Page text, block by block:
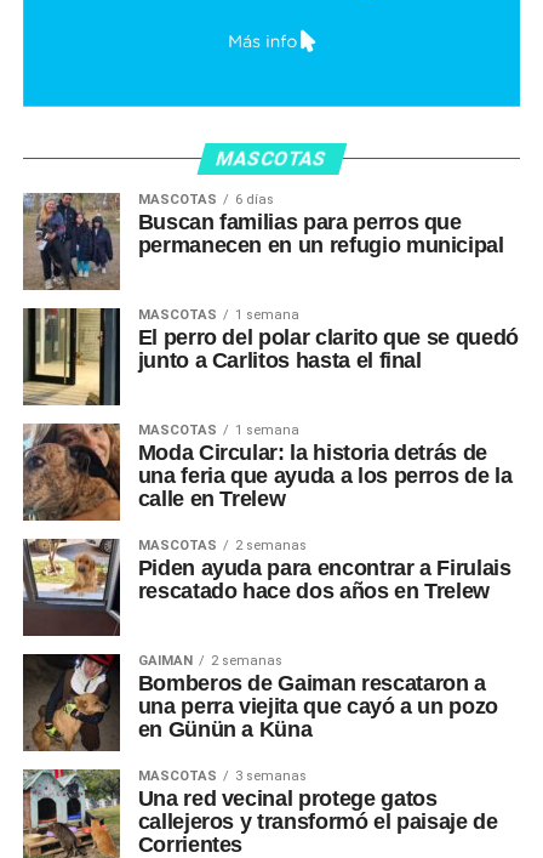
MASCOTAS
MASCOTAS 6 días
Buscan familias para perros que
permanecen en un refugio municipal
MASCOTAS 1 semana
El perro del polar clarito que se quedó
junto a Carlitos hasta el final
MASCOTAS 1 semana
Moda Circular: la historia detrás de
una feria que ayuda a los perros de la
calle en Trelew
MASCOTAS 2 semanas
Piden ayuda para encontrar a Firulais
rescatado hace dos años en Trelew
GAIMAN 2 semanas
Bomberos de Gaiman rescataron a
una perra viejita que cayó a un pozo
en Günün a Küna
MASCOTAS 3 semanas
Una red vecinal protege gatos
callejeros y transformó el paisaje de
Corrientes